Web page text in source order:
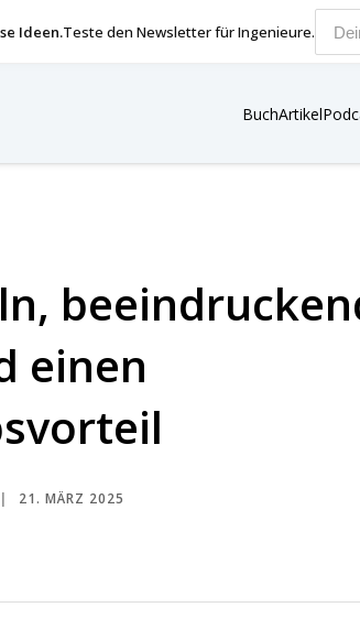
BuchArtikel
Ideen.Teste den Newsletter für Ingenieure.
E-
einen
21. MÄRZ 2025